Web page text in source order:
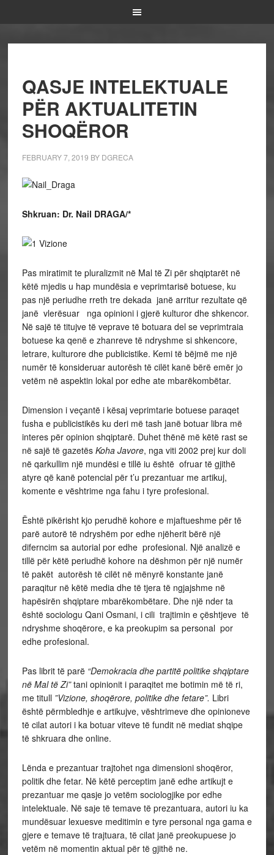
QASJE INTELEKTUALE
PËR AKTUALITETIN
SHOQËROR
FEBRUARY 7, 2019 BY DGRECA
Shkruan: Dr. Nail DRAGA/*
Pas miratimit te pluralizmit në Mal të Zi për shqiptarët në
këtë mjedis u hap mundësia e veprimtarisë botuese, ku
pas një periudhe rreth tre dekada janë arritur rezultate që
janë vlerësuar nga opinioni i gjerë kulturor dhe shkencor.
Në sajë të titujve të veprave të botuara del se veprimtraia
botuese ka qenë e zhanreve të ndryshme si shkencore,
letrare, kulturore dhe publicistike. Kemi të bëjmë me një
numër të konsideruar autorësh të cilët kanë bërë emër jo
vetëm në aspektin lokal por edhe ate mbarëkombëtar.
Dimension i veçantë i kësaj veprimtarie botuese paraqet
fusha e publicistikës ku deri më tash janë botuar libra më
interes për opinion shqiptarë. Duhet thënë më këtë rast se
në sajë të gazetës Koha Javore, nga viti 2002 prej kur doli
në qarkullim një mundësi e tillë iu është ofruar të gjithë
atyre që kanë potencial për t’u prezantuar me artikuj,
komente e vështrime nga fahu i tyre profesional.
Është pikërisht kjo perudhë kohore e mjaftueshme për të
parë autorë të ndryshëm por edhe njëherit bërë një
diferncim sa autorial por edhe profesional. Një analizë e
tillë për këtë periudhë kohore na dëshmon për një numër
të pakët autorësh të cilët në mënyrë konstante janë
paraqitur në këtë media dhe të tjera të ngjajshme në
hapësirën shqiptare mbarëkombëtare. Dhe një nder ta
është sociologu Qani Osmani, i cili trajtimin e çështjeve të
ndryshme shoqërore, e ka preokupim sa personal por
edhe profesional.
Pas librit të parë “Demokracia dhe partitë politike shqiptare
në Mal të Zi”tani opinionit i paraqitet me botimin më të ri,
me titull ”Vizione, shoqërore, politike dhe fetare”. Libri
është përmbledhje e artikujve, vështrimeve dhe opinioneve
të cilat autori i ka botuar viteve të fundit në mediat shqipe
të shkruara dhe online.
Lënda e prezantuar trajtohet nga dimensioni shoqëror,
politik dhe fetar. Në këtë perceptim janë edhe artikujt e
prezantuar me qasje jo vetëm sociologjike por edhe
intelektuale. Në saje të temave të prezantuara, autori iu ka
mundësuar lexuesve meditimin e tyre personal nga gama e
gjere e temave të trajtuara, të cilat janë preokupuese jo
vetëm në momentin aktual për të gjithë ne.